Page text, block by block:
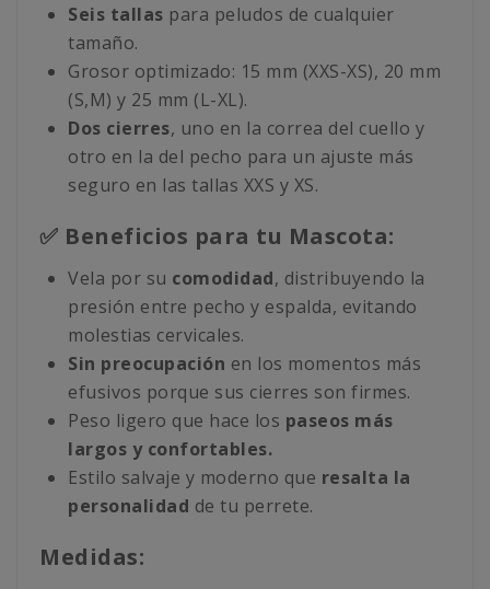
Seis tallas para peludos de cualquier
tamaño.
Grosor optimizado: 15 mm (XXS-XS), 20 mm
(S,M) y 25 mm (L-XL).
Dos cierres, uno en la correa del cuello y
otro en la del pecho para un ajuste más
seguro en las tallas XXS y XS.
✅ Beneficios para tu Mascota:
Vela por su comodidad, distribuyendo la
presión entre pecho y espalda, evitando
molestias cervicales.
Sin preocupación en los momentos más
efusivos porque sus cierres son firmes.
Peso ligero que hace los paseos más
largos y confortables.
Estilo salvaje y moderno que resalta la
personalidad de tu perrete.
Medidas: